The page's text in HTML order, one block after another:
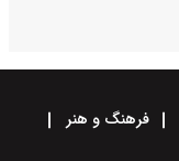
فرهنگ و هنر